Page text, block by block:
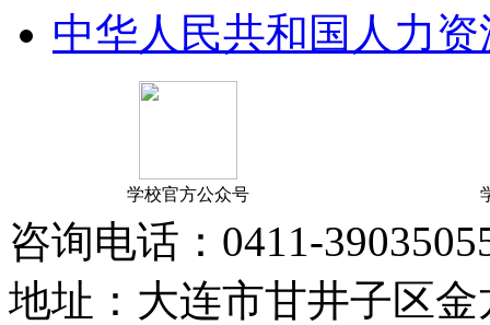
中华人民共和国人力
学校官方公众号
咨询电话：0411-
地址：大连市甘井子区